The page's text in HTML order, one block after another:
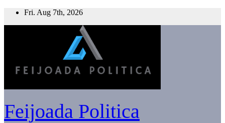
Skip
Fri. Aug 7th, 2026
Feijoada Politica